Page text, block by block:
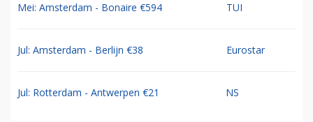
Mei: Amsterdam - Bonaire €594 TUI
Jul: Amsterdam - Berlijn €38 Eurostar
Jul: Rotterdam - Antwerpen €21 NS